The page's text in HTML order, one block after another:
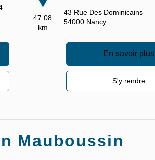
47.08
km
43 Rue Des Dominicains
54000 Nancy
En savoir plus
S'y rendre
Mauboussin